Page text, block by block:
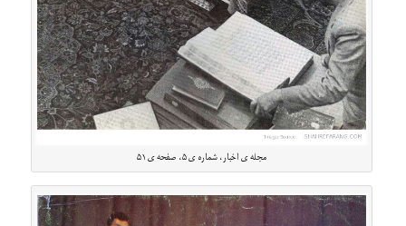
مجله ی اخبار، شماره ی ۵، صفحه ی ۵۱